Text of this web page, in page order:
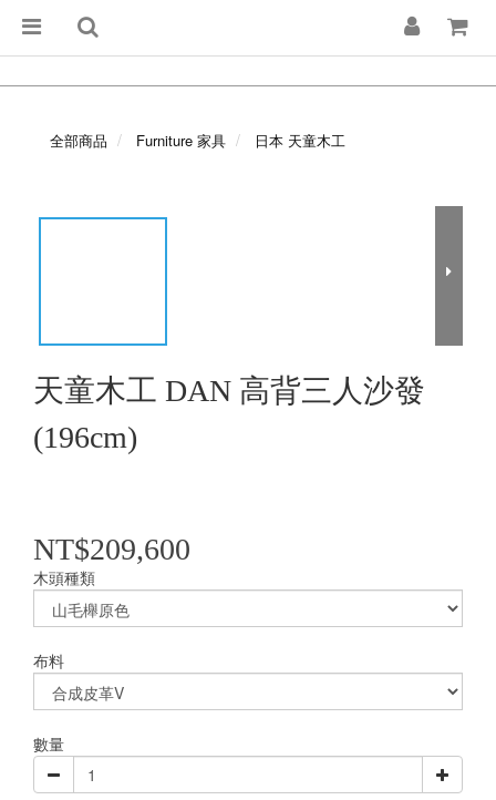
全部商品 Furniture 家具 日本 天童木工
天童木工 DAN 高背三人沙發
(196cm)
NT$209,600
木頭種類
布料
數量